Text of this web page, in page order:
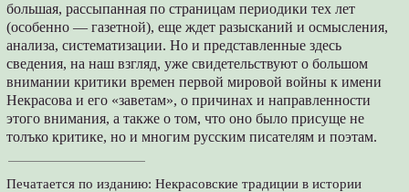
большая, рассыпанная по страницам периодики тех лет
(особенно — газетной), еще ждет разысканий и осмысления,
анализа, систематизации. Но и представленные здесь
сведения, на наш взгляд, уже свидетельствуют о большом
внимании критики времен первой мировой войны к имени
Некрасова и его «заветам», о причинах и направленности
этого внимания, а также о том, что оно было присуще не
толъко критике, но и многим русским писателям и поэтам.
Печатается по изданию: Некрасовские традиции в истории